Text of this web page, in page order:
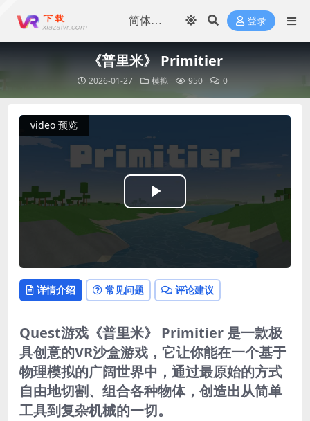
登录
《普里米》 Primitier
2026-01-27 模拟 950 0
video 预览
Play
Video
详情介绍 常见问题 评论建议
Quest游戏《普里米》 Primitier 是一款极
具创意的VR沙盒游戏，它让你能在一个基于
物理模拟的广阔世界中，通过最原始的方式
自由地切割、组合各种物体，创造出从简单
工具到复杂机械的一切。